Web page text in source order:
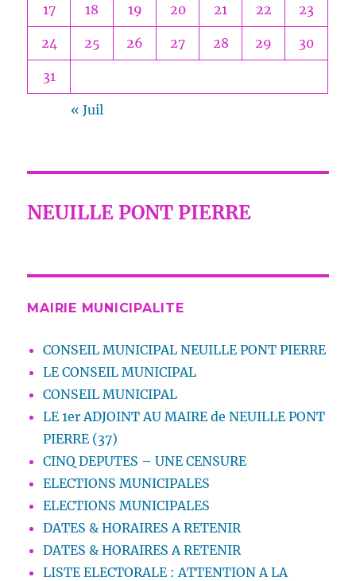
17 18 19 20 21 22 23
24 25 26 27 28 29 30
31
« Juil
NEUILLE PONT PIERRE
MAIRIE MUNICIPALITE
CONSEIL MUNICIPAL NEUILLE PONT PIERRE
LE CONSEIL MUNICIPAL
CONSEIL MUNICIPAL
LE 1er ADJOINT AU MAIRE de NEUILLE PONT
PIERRE (37)
CINQ DEPUTES – UNE CENSURE
ELECTIONS MUNICIPALES
ELECTIONS MUNICIPALES
DATES & HORAIRES A RETENIR
DATES & HORAIRES A RETENIR
LISTE ELECTORALE : ATTENTION A LA